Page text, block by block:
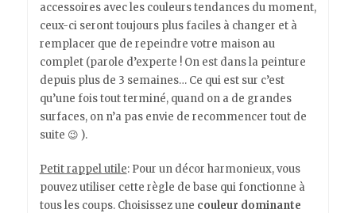
accessoires avec les couleurs tendances du moment,
ceux-ci seront toujours plus faciles à changer et à
remplacer que de repeindre votre maison au
complet (parole d’experte ! On est dans la peinture
depuis plus de 3 semaines… Ce qui est sur c’est
qu’une fois tout terminé, quand on a de grandes
surfaces, on n’a pas envie de recommencer tout de
suite 😉 ).
Petit rappel utile: Pour un décor harmonieux, vous
pouvez utiliser cette règle de base qui fonctionne à
tous les coups. Choisissez une couleur dominante